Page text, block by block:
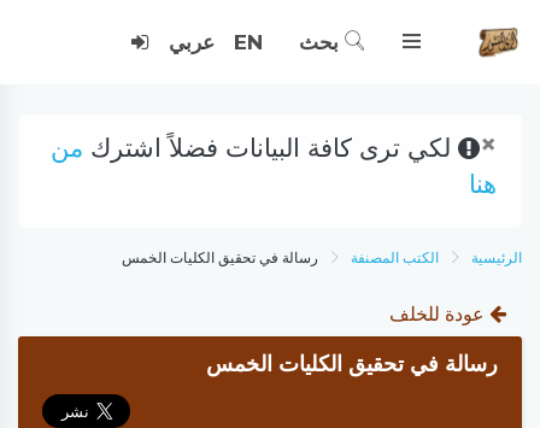
بحث EN عربي
× لكي ترى كافة البيانات فضلاً اشترك من
هنا
الرئيسية الكتب المصنفة رسالة في تحقيق الكليات الخمس
عودة للخلف
رسالة في تحقيق الكليات الخمس